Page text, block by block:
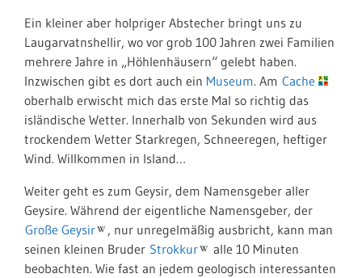
Ein kleiner aber holpriger Abstecher bringt uns zu
Laugarvatnshellir, wo vor grob 100 Jahren zwei Familien
mehrere Jahre in „Höhlenhäusern“ gelebt haben.
Inzwischen gibt es dort auch ein Museum. Am Cache
oberhalb erwischt mich das erste Mal so richtig das
isländische Wetter. Innerhalb von Sekunden wird aus
trockendem Wetter Starkregen, Schneeregen, heftiger
Wind. Willkommen in Island…
Weiter geht es zum Geysir, dem Namensgeber aller
Geysire. Während der eigentliche Namensgeber, der
Große Geysir
, nur unregelmäßig ausbricht, kann man
seinen kleinen Bruder Strokkur
alle 10 Minuten
beobachten. Wie fast an jedem geologisch interessanten